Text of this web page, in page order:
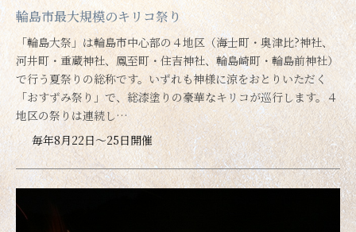
輪島市最大規模のキリコ祭り
「輪島大祭」は輪島市中心部の４地区（海士町・奥津比?神社、
河井町・重蔵神社、鳳至町・住吉神社、輪島崎町・輪島前神社）
で行う夏祭りの総称です。いずれも神様に涼をおとりいただく
「おすずみ祭り」で、総漆塗りの豪華なキリコが巡行します。４
地区の祭りは連続し…
毎年8月22日～25日開催